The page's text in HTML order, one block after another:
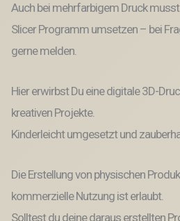
Auch bei mehrfarbigem Druck
Slicer Programm umsetzen – bei
gerne melden.
Hier erwirbst Du eine digitale 3D-
kreativen Projekte.
Kinderleicht umgesetzt und
Die Erstellung von physischen
kommerzielle Nutzung ist erlaubt.
Solltest du deine daraus erstellten